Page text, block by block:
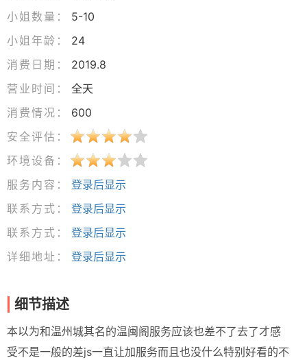
小姐数量：
5-10
小姐年龄：
24
消费日期：
2019.8
营业时间：
全天
消费情况：
600
安全评估：
环境设备：
服务内容：
登录后显示
联系方式：
登录后显示
联系方式：
登录后显示
详细地址：
登录后显示
细节描述
本以为和温州城其名的温闽阁服务应该也差不了去了才感
受不是一般的差js一直让加服务而且也没什么特别好看的不